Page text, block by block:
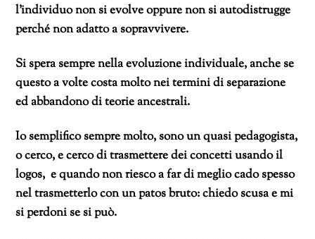
l’individuo non si evolve oppure non si autodistrugge
perché non adatto a sopravvivere.
Si spera sempre nella evoluzione individuale, anche se
questo a volte costa molto nei termini di separazione
ed abbandono di teorie ancestrali.
Io semplifico sempre molto, sono un quasi pedagogista,
o cerco, e cerco di trasmettere dei concetti usando il
logos, e quando non riesco a far di meglio cado spesso
nel trasmetterlo con un patos bruto: chiedo scusa e mi
si perdoni se si può.